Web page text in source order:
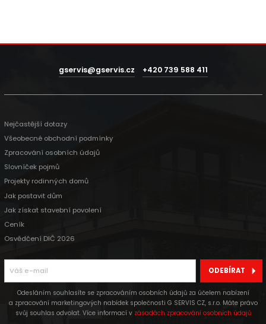
gservis@gservis.cz +420 739 588 411
Nejčastější dotazy
Všeobecné obchodní podmínky
Zpracování osobních údajů
Slovníček pojmů
Projekty rodinných domů
Jak postavit dům
Jak získat stavební povolení
Ceník
Osvědčení DIČ 2026
ODEBÍRAT
Odesláním souhlasíte se zpracováním osobních údajů za účelem nabízení
a zpracování marketingových nabídek společnosti G SERVIS CZ, s.r.o. Máte právo
svůj souhlas odvolat. Více informací v zásadách zpracování osobních údajů